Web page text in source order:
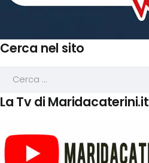
Cerca nel sito
La Tv di Maridacaterini.it